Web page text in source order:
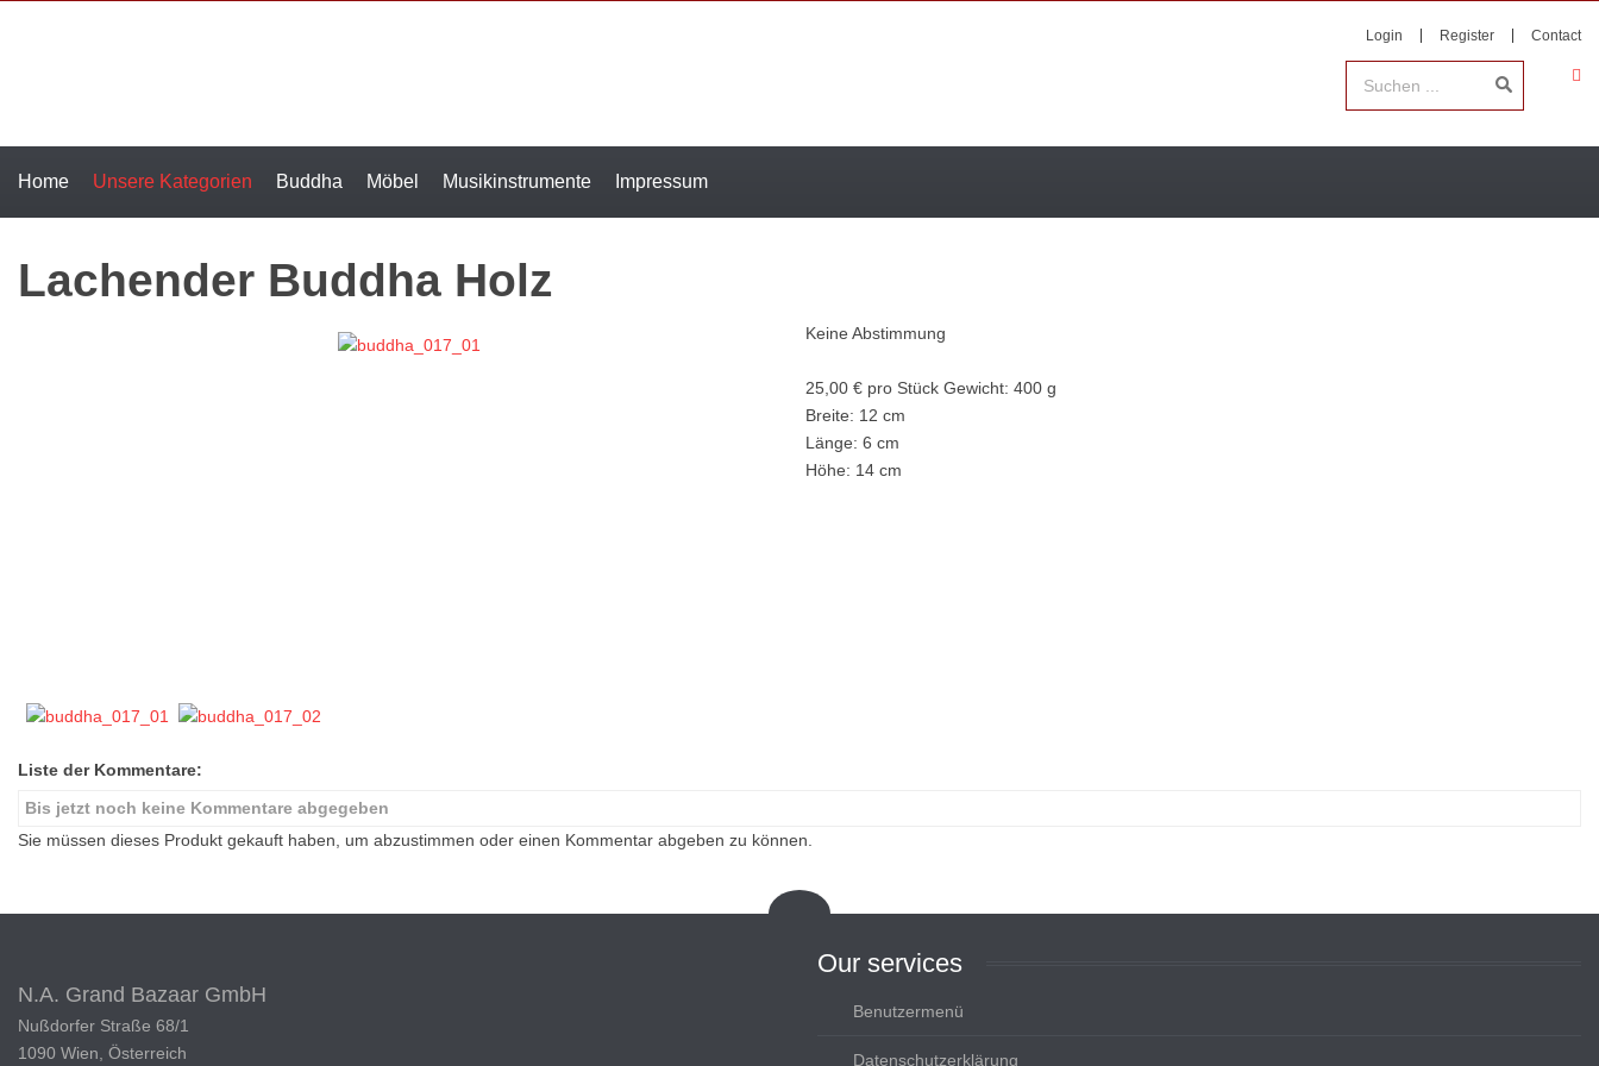
Login Register Contact
Home Unsere Kategorien Buddha Möbel Musikinstrumente Impressum
Lachender Buddha Holz
Keine Abstimmung
25,00 € pro Stück Gewicht: 400 g
Breite: 12 cm
Länge: 6 cm
Höhe: 14 cm
Liste der Kommentare:
Bis jetzt noch keine Kommentare abgegeben
Sie müssen dieses Produkt gekauft haben, um abzustimmen oder einen Kommentar abgeben zu können.
N.A. Grand Bazaar GmbH
Nußdorfer Straße 68/1
1090 Wien, Österreich
Our services
Benutzermenü
Datenschutzerklärung